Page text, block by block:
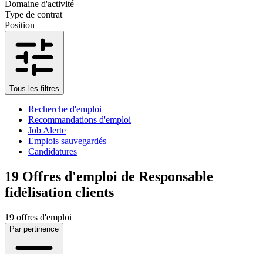
Domaine d'activité
Type de contrat
Position
Tous les filtres
Recherche d'emploi
Recommandations d'emploi
Job Alerte
Emplois sauvegardés
Candidatures
19 Offres d'emploi de Responsable
fidélisation clients
19 offres d'emploi
Par pertinence